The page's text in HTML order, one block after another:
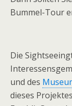
Bummel-Tour
Die
und des
dieses